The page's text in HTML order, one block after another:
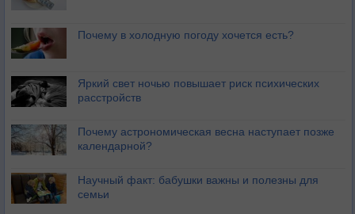
Почему в холодную погоду хочется есть?
Яркий свет ночью повышает риск психических
расстройств
Почему астрономическая весна наступает позже
календарной?
Научный факт: бабушки важны и полезны для
семьи